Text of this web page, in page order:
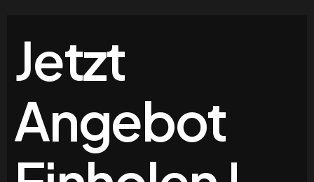
Jetzt
Angebot